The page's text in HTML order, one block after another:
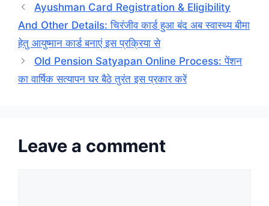
Ayushman Card Registration & Eligibility
And Other Details: चिरंजीव कार्ड हुआ बंद अब स्वास्थ्य बीमा
हेतु आयुष्मान कार्ड बनाएं इस प्रक्रिया से
Old Pension Satyapan Online Process: पेंशन
का वार्षिक सत्यापन घर बैठे तुरंत इस प्रकार करें
Leave a comment